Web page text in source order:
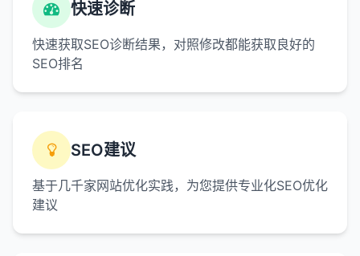
快速诊断
快速获取SEO诊断结果，对照修改都能获取良好的
SEO排名
SEO建议
基于几千家网站优化实践，为您提供专业化SEO优化
建议